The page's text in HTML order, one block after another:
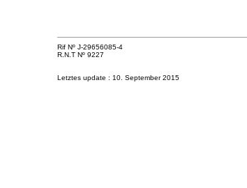
Rif Nº J-29656085-4
R.N.T Nº 9227
Letztes update : 10. September 2015